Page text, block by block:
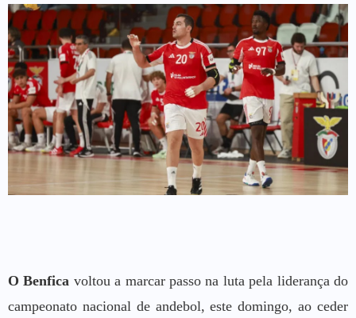
O Benfica voltou a marcar passo na luta pela liderança do
campeonato nacional de andebol, este domingo, ao ceder